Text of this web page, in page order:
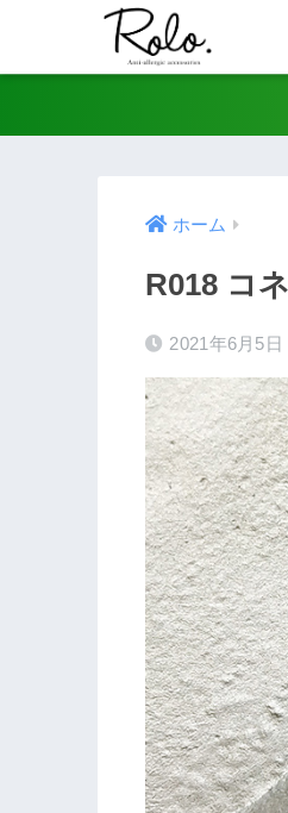
ホーム
R018 コ
2021年6月5日